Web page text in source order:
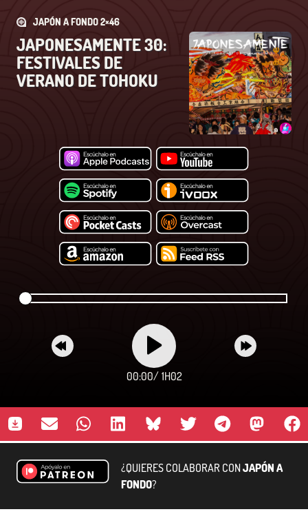
JAPÓN A FONDO 2×46
JAPONESAMENTE 30:
FESTIVALES DE
VERANO DE TOHOKU
00:00/ 1H02
¿QUIERES COLABORAR CONJAPÓN A
FONDO?